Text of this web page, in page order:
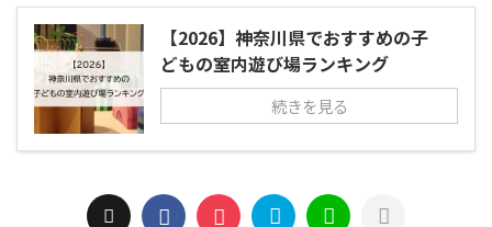
【2026】神奈川県でおすすめの子
どもの室内遊び場ランキング
続きを見る